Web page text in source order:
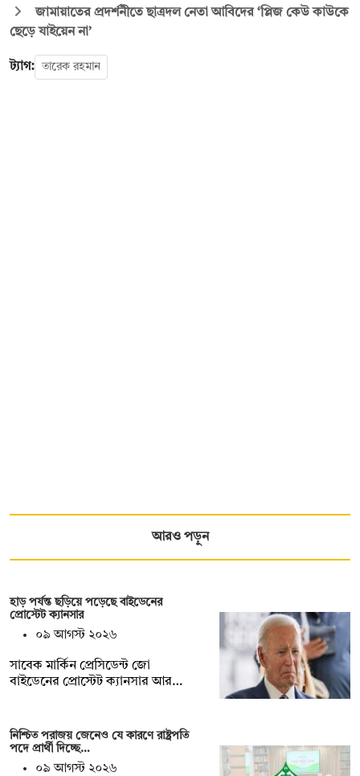
জামায়াতের প্রদর্শনীতে ছাত্রদল নেতা আবিদের ‘প্লিজ কেউ কাউকে
ছেড়ে যাইয়েন না’
ট্যাগ: তারেক রহমান
আরও পড়ুন
হাড় পর্যন্ত ছড়িয়ে পড়েছে বাইডেনের
প্রোস্টেট ক্যানসার
০৯ আগস্ট ২০২৬
সাবেক মার্কিন প্রেসিডেন্ট জো
বাইডেনের প্রোস্টেট ক্যানসার আর…
নিশ্চিত পরাজয় জেনেও যে কারণে রাষ্ট্রপতি
পদে প্রার্থী দিচ্ছে…
০৯ আগস্ট ২০২৬